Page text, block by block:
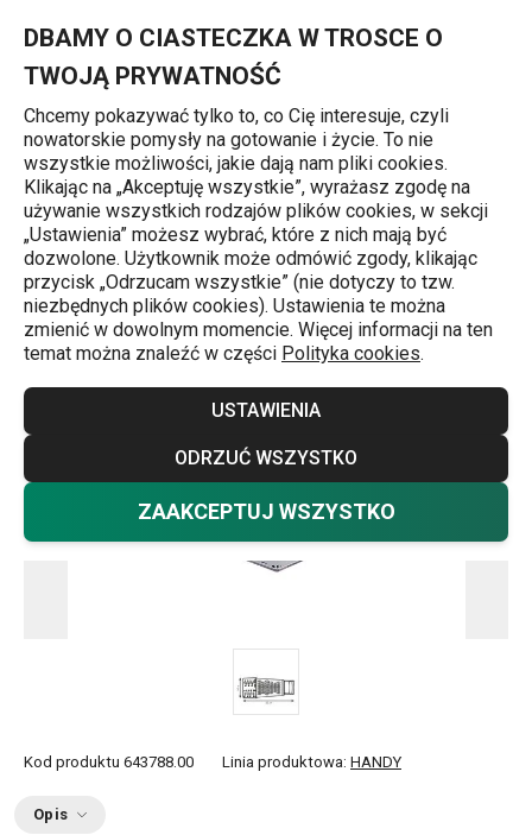
DBAMY O CIASTECZKA W TROSCE O
TWOJĄ PRYWATNOŚĆ
Chcemy pokazywać tylko to, co Cię interesuje, czyli
nowatorskie pomysły na gotowanie i życie. To nie
wszystkie możliwości, jakie dają nam pliki cookies.
Klikając na „Akceptuję wszystkie”, wyrażasz zgodę na
używanie wszystkich rodzajów plików cookies, w sekcji
„Ustawienia” możesz wybrać, które z nich mają być
dozwolone. Użytkownik może odmówić zgody, klikając
przycisk „Odrzucam wszystkie” (nie dotyczy to tzw.
niezbędnych plików cookies). Ustawienia te można
zmienić w dowolnym momencie. Więcej informacji na ten
temat można znaleźć w części Polityka cookies.
USTAWIENIA
ODRZUĆ WSZYSTKO
ZAAKCEPTUJ WSZYSTKO
Tarki
Tarka z miarką HANDY
Kod produktu 643788.00 Linia produktowa: HANDY
Opis